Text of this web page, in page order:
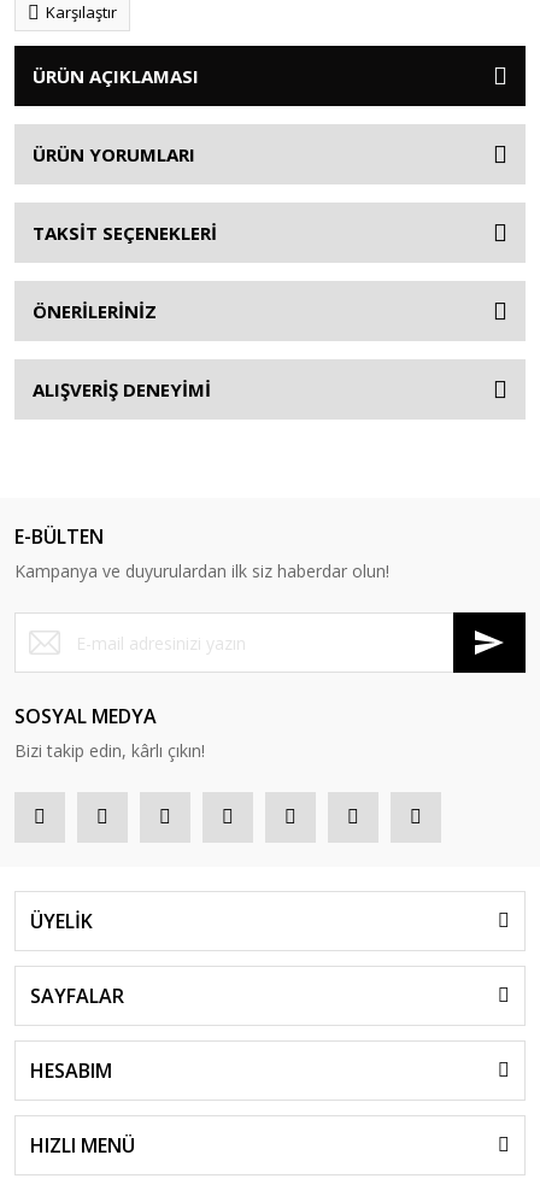
Karşılaştır
ÜRÜN AÇIKLAMASI
ÜRÜN YORUMLARI
TAKSİT SEÇENEKLERİ
ÖNERİLERİNİZ
ALIŞVERİŞ DENEYİMİ
E-BÜLTEN
Kampanya ve duyurulardan ilk siz haberdar olun!
SOSYAL MEDYA
Bizi takip edin, kârlı çıkın!
ÜYELİK
SAYFALAR
HESABIM
HIZLI MENÜ